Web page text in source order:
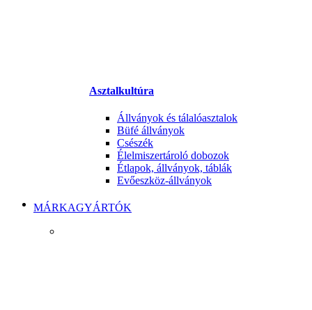
Asztalkultúra
Állványok és tálalóasztalok
Büfé állványok
Csészék
Élelmiszertároló dobozok
Étlapok, állványok, táblák
Evőeszköz-állványok
MÁRKAGYÁRTÓK